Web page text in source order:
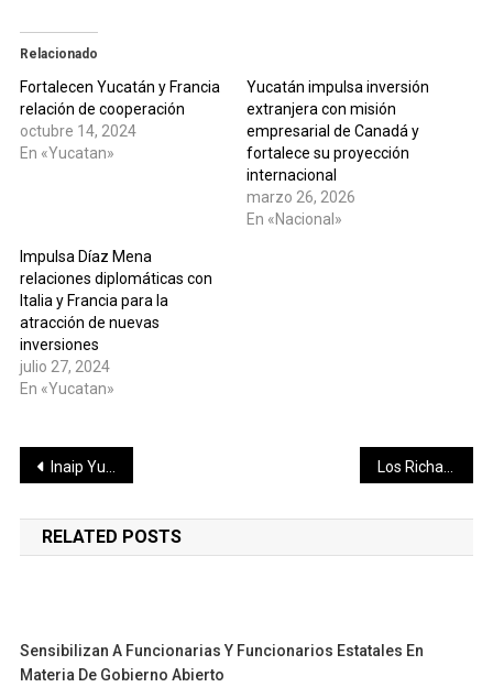
Relacionado
Fortalecen Yucatán y Francia
relación de cooperación
octubre 14, 2024
En «Yucatan»
Yucatán impulsa inversión
extranjera con misión
empresarial de Canadá y
fortalece su proyección
internacional
marzo 26, 2026
En «Nacional»
Impulsa Díaz Mena
relaciones diplomáticas con
Italia y Francia para la
atracción de nuevas
inversiones
julio 27, 2024
En «Yucatan»
Navegación
de
entradas
Inaip Yucatán concluye formación de especialistas en archivos
RELATED POSTS
Sensibilizan A Funcionarias Y Funcionarios Estatales En
Materia De Gobierno Abierto